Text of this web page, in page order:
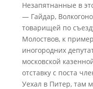
Незапятнанные в
— Гайдар,
товарищей по
Молоствов, к
иногородних
московской
отставку с поста
Уехал в Питер, там